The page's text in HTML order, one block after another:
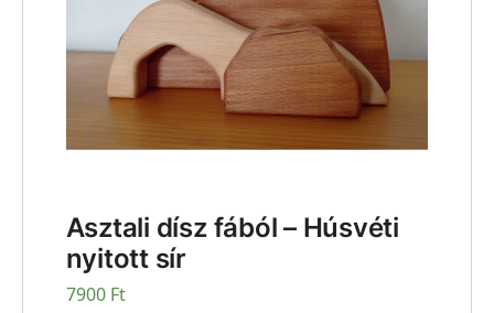
Asztali dísz fából – Húsvéti
nyitott sír
7900 Ft